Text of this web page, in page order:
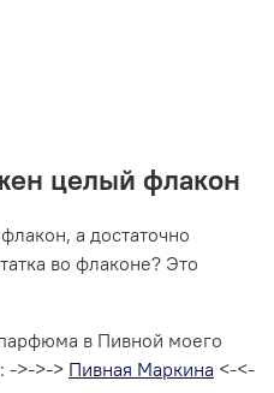
целый флакон
а достаточно
во флаконе? Это
в Пивной моего
->->-> Пивная Маркина <-<-